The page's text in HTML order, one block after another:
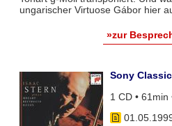
ungarischer Virtuose Gábor hier
»zur
Sony
1 CD • 61min